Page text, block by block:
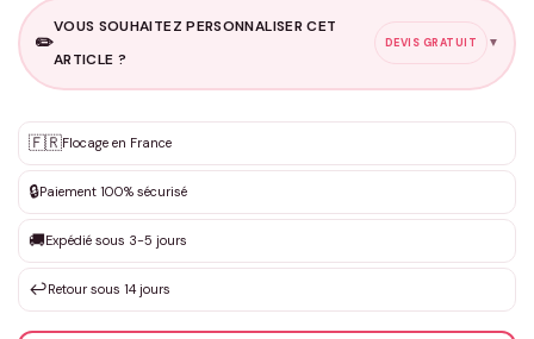
✏️
VOUS SOUHAITEZ PERSONNALISER CET
ARTICLE ?
DEVIS GRATUIT ▼
✨ Personnalisation sur mesure
DEVIS GRATUIT · Personnalisation de 3 à 10€ selon la demande
Que souhaitez-vous ?*
Votre texte / idée*
🇫🇷Flocage en France
🔒Paiement 100% sécurisé
🚚Expédié sous 3-5 jours
↩️Retour sous 14 jours